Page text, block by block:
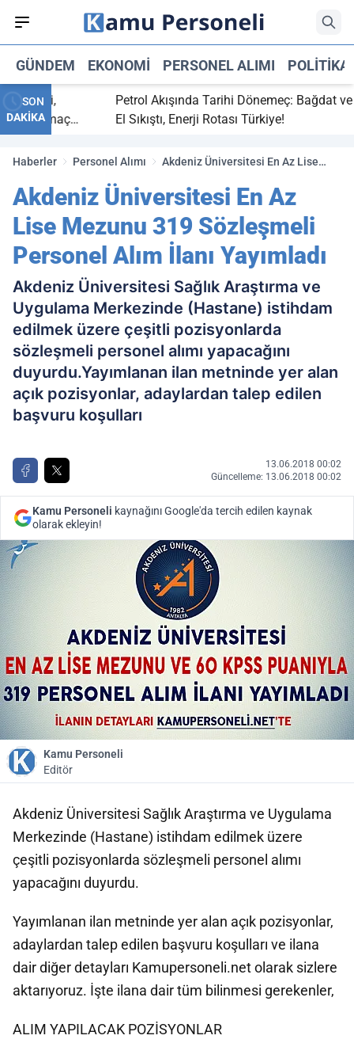
GÜNDEM EKONOMI PERSONEL ALIMI POLITIKA
SON
DAKİKA
bitti,
maç
Petrol Akışında Tarihi Dönemeç: Bağdat ve
El Sıkıştı, Enerji Rotası Türkiye!
Haberler Personel Alımı
Akdeniz Üniversitesi En Az Lise
Alım İlanı Yayımladı
Akdeniz Üniversitesi En Az
Lise Mezunu 319 Sözleşmeli
Personel Alım İlanı Yayımladı
Akdeniz Üniversitesi Sağlık Araştırma ve
Uygulama Merkezinde (Hastane) istihdam
edilmek üzere çeşitli pozisyonlarda
sözleşmeli personel alımı yapacağını
duyurdu.Yayımlanan ilan metninde yer alan
açık pozisyonlar, adaylardan talep edilen
başvuru koşulları
13.06.2018 00:02
Güncelleme: 13.06.2018 00:02
Kamu Personeli kaynağını Google'da tercih edilen kaynak
olarak ekleyin!
Kamu Personeli
Editör
Akdeniz Üniversitesi Sağlık Araştırma ve Uygulama
Merkezinde (Hastane) istihdam edilmek üzere
çeşitli pozisyonlarda sözleşmeli personel alımı
yapacağını duyurdu.
Yayımlanan ilan metninde yer alan açık pozisyonlar,
adaylardan talep edilen başvuru koşulları ve ilana
dair diğer detayları Kamupersoneli.net olarak sizlere
aktarıyoruz. İşte ilana dair tüm bilinmesi gerekenler,
ALIM YAPILACAK POZİSYONLAR